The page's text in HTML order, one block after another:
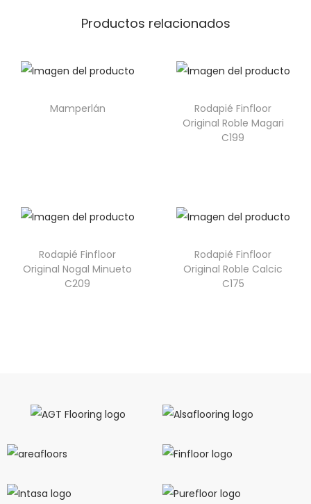
Productos relacionados
Mamperlán
Rodapié Finfloor
Original Roble Magari
C199
Rodapié Finfloor
Original Nogal Minueto
C209
Rodapié Finfloor
Original Roble Calcic
C175